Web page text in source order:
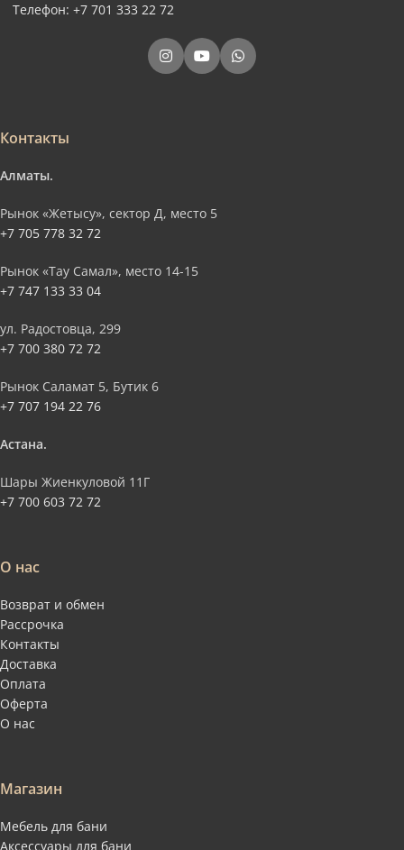
Телефон: +7 701 333 22 72
Контакты
Алматы.
Рынок «Жетысу», сектор Д, место 5
+7 705 778 32 72
Рынок «Тау Самал», место 14-15
+7 747 133 33 04
ул. Радостовца, 299
+7 700 380 72 72
Рынок Саламат 5, Бутик 6
+7 707 194 22 76
Астана.
Шары Жиенкуловой 11Г
+7 700 603 72 72
О нас
Возврат и обмен
Рассрочка
Контакты
Доставка
Оплата
Оферта
О нас
Магазин
Мебель для бани
Аксессуары для бани